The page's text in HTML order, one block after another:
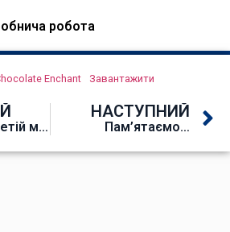
робота
Enchant Завантажити
Завершено третій модуль програми STUDBIZ
НАСТУПНИЙ
Пам’ятаємо…